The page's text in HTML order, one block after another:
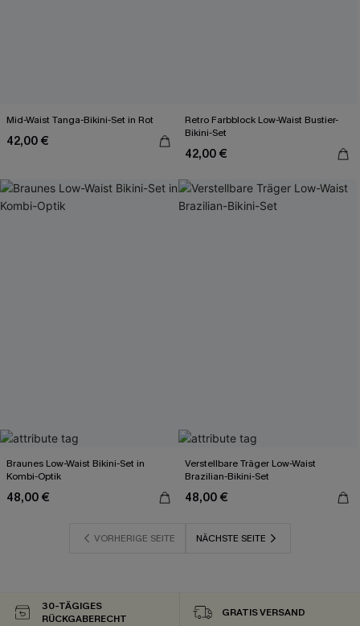
Mid-Waist Tanga-Bikini-Set in Rot
42,00 €
Retro Farbblock Low-Waist Bustier-
Bikini-Set
42,00 €
Braunes Low-Waist Bikini-Set in
Kombi-Optik
48,00 €
Verstellbare Träger Low-Waist
Brazilian-Bikini-Set
48,00 €
VORHERIGE SEITE NÄCHSTE SEITE
30-TÄGIGES
RÜCKGABERECHT
GRATIS VERSAND